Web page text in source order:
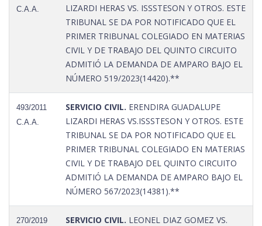
C.A.A.
LIZARDI HERAS VS. ISSSTESON Y OTROS. ESTE
TRIBUNAL SE DA POR NOTIFICADO QUE EL
PRIMER TRIBUNAL COLEGIADO EN MATERIAS
CIVIL Y DE TRABAJO DEL QUINTO CIRCUITO
ADMITIÓ LA DEMANDA DE AMPARO BAJO EL
NÚMERO 519/2023(14420).**
493/2011
C.A.A.
SERVICIO CIVIL. ERENDIRA GUADALUPE
LIZARDI HERAS VS.ISSSTESON Y OTROS. ESTE
TRIBUNAL SE DA POR NOTIFICADO QUE EL
PRIMER TRIBUNAL COLEGIADO EN MATERIAS
CIVIL Y DE TRABAJO DEL QUINTO CIRCUITO
ADMITIÓ LA DEMANDA DE AMPARO BAJO EL
NÚMERO 567/2023(14381).**
270/2019
SERVICIO CIVIL. LEONEL DIAZ GOMEZ VS.